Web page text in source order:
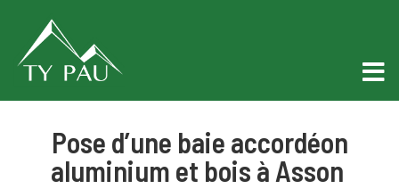
Pose d’une baie accordéon
aluminium et bois à Asson